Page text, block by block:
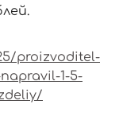
proizvoditel-
1-5-